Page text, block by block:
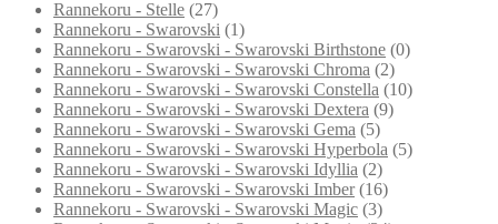
Rannekoru - Stelle (27)
Rannekoru - Swarovski (1)
Rannekoru - Swarovski - Swarovski Birthstone (0)
Rannekoru - Swarovski - Swarovski Chroma (2)
Rannekoru - Swarovski - Swarovski Constella (10)
Rannekoru - Swarovski - Swarovski Dextera (9)
Rannekoru - Swarovski - Swarovski Gema (5)
Rannekoru - Swarovski - Swarovski Hyperbola (5)
Rannekoru - Swarovski - Swarovski Idyllia (2)
Rannekoru - Swarovski - Swarovski Imber (16)
Rannekoru - Swarovski - Swarovski Magic (3)